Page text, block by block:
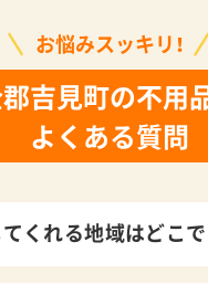
お悩みスッキリ！
吉見町の不用
よくある質問
くれる地域はどこで